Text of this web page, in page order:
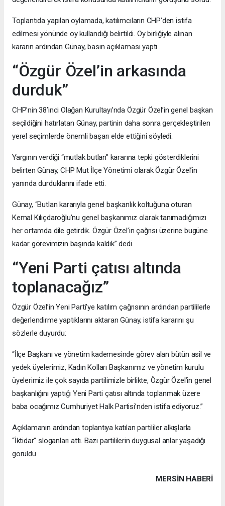
Toplantıda yapılan oylamada, katılımcıların CHP’den istifa
edilmesi yönünde oy kullandığı belirtildi. Oy birliğiyle alınan
kararın ardından Günay, basın açıklaması yaptı.
“Özgür Özel’in arkasında
durduk”
CHP’nin 38’inci Olağan Kurultayı’nda Özgür Özel’in genel başkan
seçildiğini hatırlatan Günay, partinin daha sonra gerçekleştirilen
yerel seçimlerde önemli başarı elde ettiğini söyledi.
Yargının verdiği “mutlak butlan” kararına tepki gösterdiklerini
belirten Günay, CHP Mut İlçe Yönetimi olarak Özgür Özel’in
yanında durduklarını ifade etti.
Günay, “Butlan kararıyla genel başkanlık koltuğuna oturan
Kemal Kılıçdaroğlu’nu genel başkanımız olarak tanımadığımızı
her ortamda dile getirdik. Özgür Özel’in çağrısı üzerine bugüne
kadar görevimizin başında kaldık” dedi.
“Yeni Parti çatısı altında
toplanacağız”
Özgür Özel’in Yeni Parti’ye katılım çağrısının ardından partililerle
değerlendirme yaptıklarını aktaran Günay, istifa kararını şu
sözlerle duyurdu:
“İlçe Başkanı ve yönetim kademesinde görev alan bütün asil ve
yedek üyelerimiz, Kadın Kolları Başkanımız ve yönetim kurulu
üyelerimiz ile çok sayıda partilimizle birlikte, Özgür Özel’in genel
başkanlığını yaptığı Yeni Parti çatısı altında toplanmak üzere
baba ocağımız Cumhuriyet Halk Partisi’nden istifa ediyoruz.”
Açıklamanın ardından toplantıya katılan partililer alkışlarla
“İktidar” sloganları attı. Bazı partililerin duygusal anlar yaşadığı
görüldü.
MERSIN HABERİ